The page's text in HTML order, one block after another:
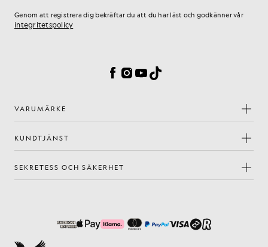
Genom att registrera dig bekräftar du att du har läst och godkänner vår
integritetspolicy
Facebook
Instagram
YouTube
TikTok
VARUMÄRKE
KUNDTJÄNST
SEKRETESS OCH SÄKERHET